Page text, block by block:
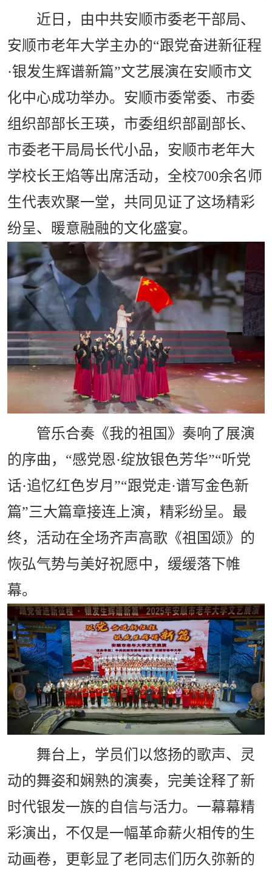
近日，由中共安顺市委老干部局、
安顺市老年大学主办的“跟党奋进新征程
·银发生辉谱新篇”文艺展演在安顺市文
化中心成功举办。安顺市委常委、市委
组织部部长王瑛，市委组织部副部长、
市委老干局局长代小品，安顺市老年大
学校长王焰等出席活动，全校700余名师
生代表欢聚一堂，共同见证了这场精彩
纷呈、暖意融融的文化盛宴。
管乐合奏《我的祖国》奏响了展演
的序曲，“感党恩·绽放银色芳华”“听党
话·追忆红色岁月”“跟党走·谱写金色新
篇”三大篇章接连上演，精彩纷呈。最
终，活动在全场齐声高歌《祖国颂》的
恢弘气势与美好祝愿中，缓缓落下帷
幕。
舞台上，学员们以悠扬的歌声、灵
动的舞姿和娴熟的演奏，完美诠释了新
时代银发一族的自信与活力。一幕幕精
彩演出，不仅是一幅革命薪火相传的生
动画卷，更彰显了老同志们历久弥新的